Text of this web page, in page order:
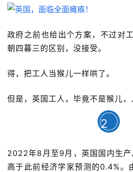
政府之前也给出个方案，不过对
朝四暮三的区别，没接受。
得，把工人当猴儿一样哄了。
但是，英国工人，毕竟不是猴儿，
2
2022年8月至9月，英国国内生
高于此前经济学家预测的0.4%。